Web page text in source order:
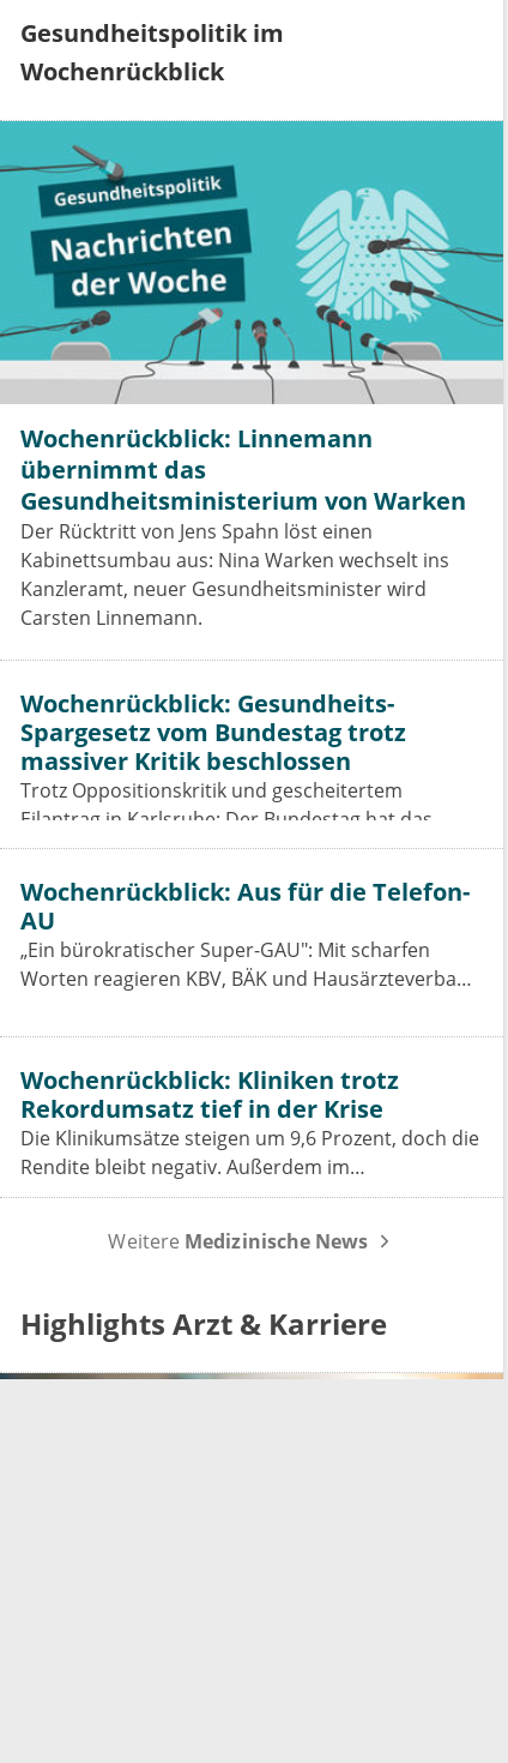
Gesundheitspolitik im
Wochenrückblick
Wochenrückblick: Linnemann
übernimmt das
Gesundheitsministerium von Warken
Der Rücktritt von Jens Spahn löst einen
Kabinettsumbau aus: Nina Warken wechselt ins
Kanzleramt, neuer Gesundheitsminister wird
Carsten Linnemann.
Wochenrückblick: Gesundheits-
Spargesetz vom Bundestag trotz
massiver Kritik beschlossen
Trotz Oppositionskritik und gescheitertem
Eilantrag in Karlsruhe: Der Bundestag hat das
Beitragssatzstabilisierungsgesetz beschlossen. Für
Vertragsärzte bleiben die Einschnitte hart.
Wochenrückblick: Aus für die Telefon-
AU
„Ein bürokratischer Super-GAU": Mit scharfen
Worten reagieren KBV, BÄK und Hausärzteverband
GKV-Spargesetz für Praxen, Pharmaindustrie und
Prävention bedeutet.
Wochenrückblick: Kliniken trotz
Rekordumsatz tief in der Krise
Die Klinikumsätze steigen um 9,6 Prozent, doch die
Rendite bleibt negativ. Außerdem im
Wochenrückblick: das Spargesetz im
und die GOÄ-Reform.
Weitere Medizinische News
Highlights Arzt & Karriere